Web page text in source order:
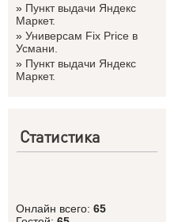
» Пункт выдачи Яндекс
Маркет.
» Универсам Fix Price в
Усмани.
» Пункт выдачи Яндекс
Маркет.
Статистика
Онлайн всего: 65